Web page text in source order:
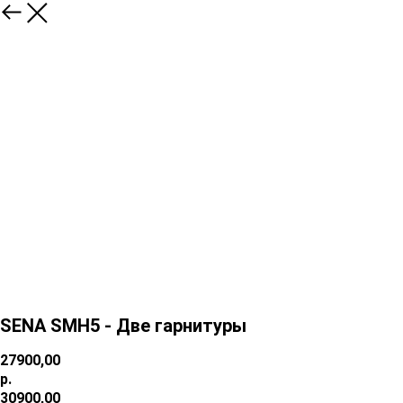
SENA SMH5 - Две гарнитуры
27900,00
р.
30900,00